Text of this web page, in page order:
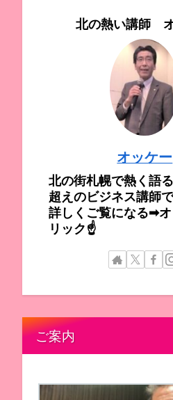
北の熱い講師
オッケー
北の街札幌で熱く語
超えのビジネス講師で
詳しくご覧になる➡
リック☝
ご案内